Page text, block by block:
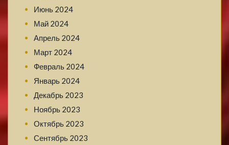
Июнь 2024
Май 2024
Апрель 2024
Март 2024
Февраль 2024
Январь 2024
Декабрь 2023
Ноябрь 2023
Октябрь 2023
Сентябрь 2023